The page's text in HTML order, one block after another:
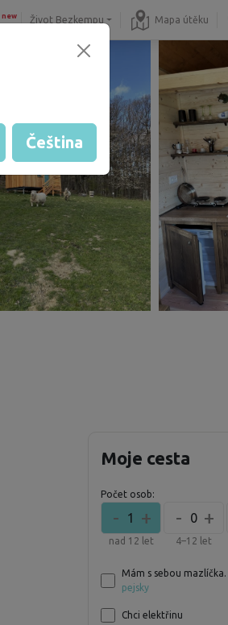
new Život Bezkempu Mapa útěku
Moje cesta
Počet osob:
- +
1
nad 12 let
- +
0
4–12 let
Mám s sebou mazlíčka.
pejsky
Chci elektřinu
Čeština